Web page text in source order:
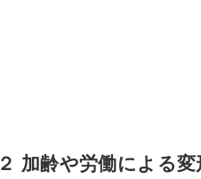
２ 加齢や労働による変